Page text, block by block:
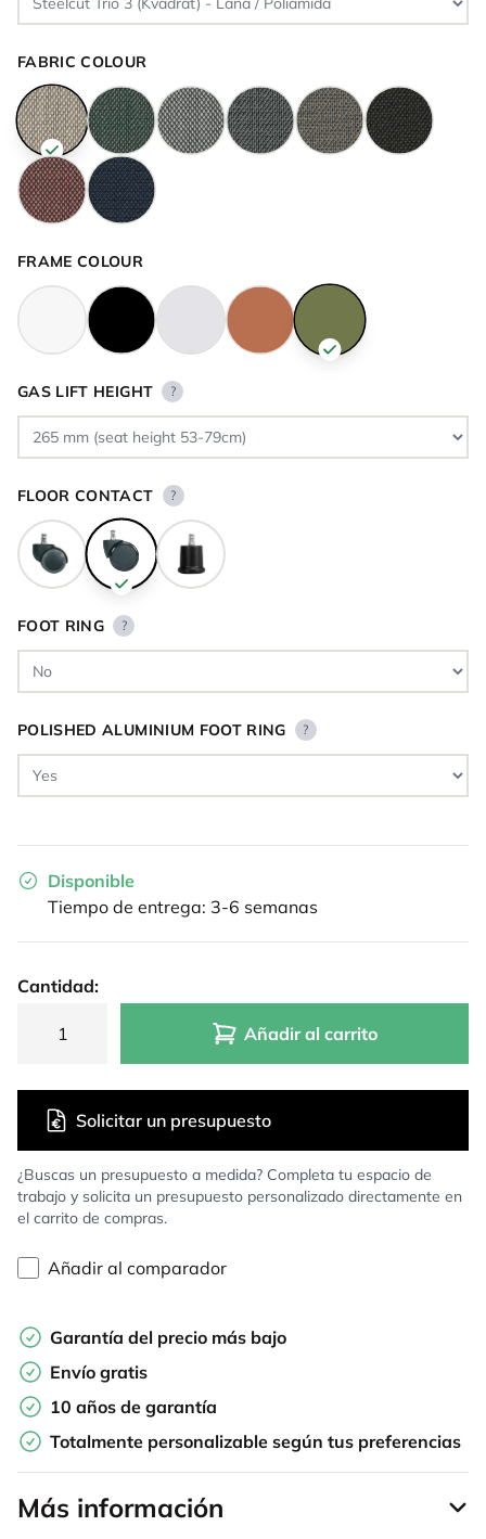
FABRIC COLOUR
FRAME COLOUR
GAS LIFT HEIGHT ?
FLOOR CONTACT ?
FOOT RING ?
POLISHED ALUMINIUM FOOT RING ?
Disponible
Tiempo de entrega: 3-6 semanas
Cantidad:
Añadir al carrito
¿Buscas un presupuesto a medida? Completa tu espacio de
trabajo y solicita un presupuesto personalizado directamente en
el carrito de compras.
Solicitar un presupuesto
Añadir al comparador
Garantía del precio más bajo
Envío gratis
10 años de garantía
Totalmente personalizable según tus preferencias
Más información